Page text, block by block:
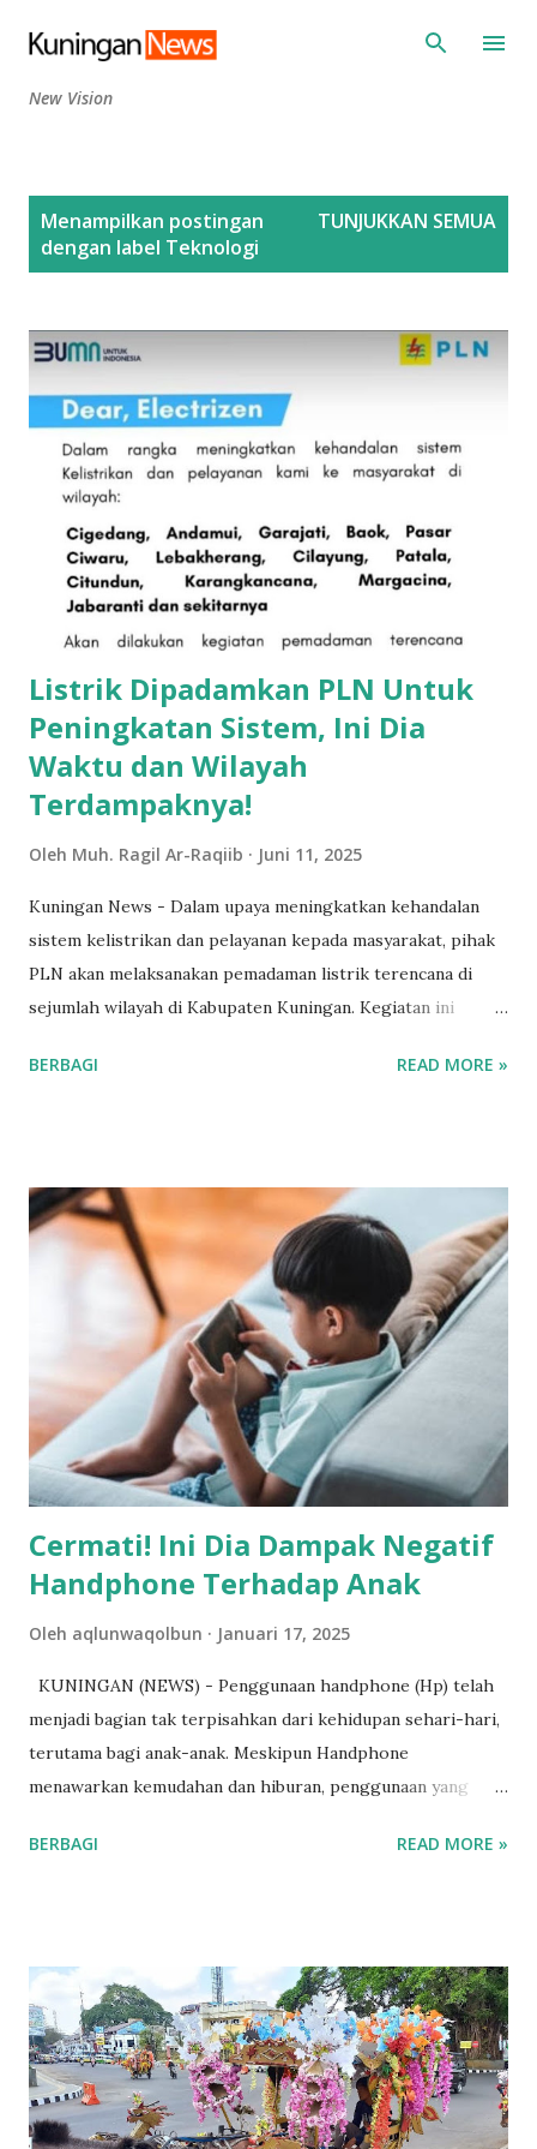
Langsung ke konten utama
New Vision
Menampilkan postingan
dengan label Teknologi
TUNJUKKAN SEMUA
Listrik Dipadamkan PLN Untuk
Peningkatan Sistem, Ini Dia
Waktu dan Wilayah
Terdampaknya!
Oleh Muh. Ragil Ar-Raqiib Juni 11, 2025
Kuningan News - Dalam upaya meningkatkan kehandalan
sistem kelistrikan dan pelayanan kepada masyarakat, pihak
PLN akan melaksanakan pemadaman listrik terencana di
sejumlah wilayah di Kabupaten Kuningan. Kegiatan ini
10.00 hingga 13.00 WIB. Pemadaman ini bertujuan untuk
Pasar Ciwaru, Lebakherang, Cilayung, Patala, Citundun,
Karangkancana, Margacina, Jabaranti, dan sekitarnya.
Dengan dilakukan pemadaman ini, diharapkan keandalan
pasokan listrik di wilayah tersebut dapat ditingkatkan, serta
pelayanan kepada pelanggan semakin optimal. Pihak PLN
mengimbau kepada seluruh pelanggan untuk
mempersiapkan segala sesuatunya sebelum pemadaman
berlangsung. Bagi pelanggan yang menggunakan genset,
sangat disarankan untuk memisahkan instalasi genset dari
instalasi PLN. Hal ini bertujuan untuk ...
BERBAGI READ MORE »
Cermati! Ini Dia Dampak Negatif
Handphone Terhadap Anak
Oleh aqlunwaqolbun Januari 17, 2025
KUNINGAN (NEWS) - Penggunaan handphone (Hp) telah
menjadi bagian tak terpisahkan dari kehidupan sehari-hari,
terutama bagi anak-anak. Meskipun Handphone
menawarkan kemudahan dan hiburan, penggunaan yang
mental, dan sosial anak. Dampak Fisik 1. Kerusakan Mata:
yang lama dapat menyebabkan postur tubuh buruk dan nyeri
punggung. 3. Gangguan Tidur: Cahaya biru dari Handphone
dapat mengganggu produksi melatonin, menyebabkan
insomnia dan gangguan tidur. Dampak Mental 1.
Kecanduan: Penggunaan HP yang berlebihan dapat
BERBAGI READ MORE »